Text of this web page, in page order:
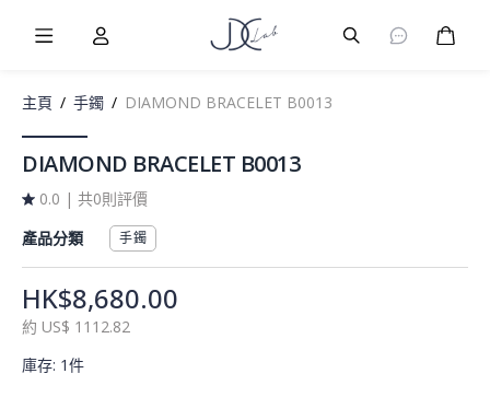
主頁 / 手鐲 / DIAMOND BRACELET B0013
DIAMOND BRACELET B0013
0.0 | 共0則評價
產品分類
手鐲
HK$8,680.00
約 US$ 1112.82
庫存: 1件
Burger Menu
User Burger Menu購物